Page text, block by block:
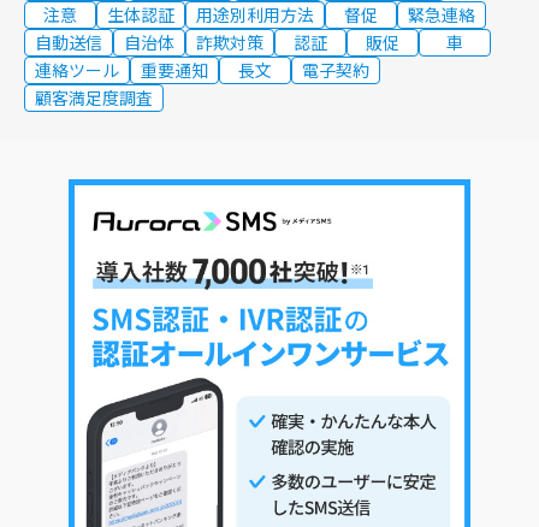
注意
生体認証 用途別利用方法 督促
緊急連絡
自動送信
自治体 詐欺対策 認証 販促
車
連絡ツール
重要通知 長文
電子契約
顧客満足度調査